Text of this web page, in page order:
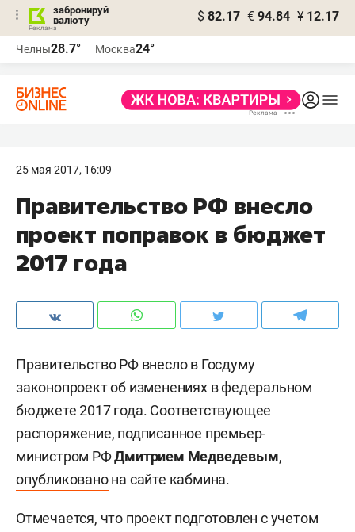
забронируй
валюту
$ 82.17 € 94.84 ¥ 12.17
Челны28.7° Москва24°
25 мая 2017, 16:09
Правительство РФ внесло
проект поправок в бюджет
2017 года
Правительство РФ внесло в Госдуму
законопроект об изменениях в федеральном
бюджете 2017 года. Соответствующее
распоряжение, подписанное премьер-
министром РФДмитрием Медведевым,
опубликованона сайте кабмина.
Отмечается, что проект подготовлен с учетом